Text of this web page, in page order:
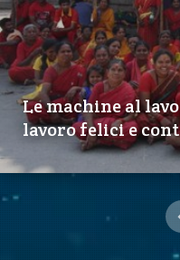
Le machine al
lavoro felici e